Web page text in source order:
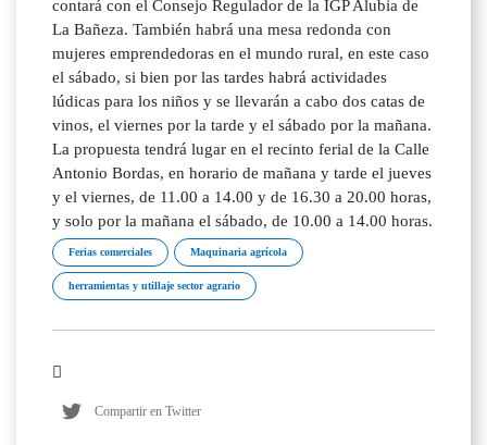
contará con el Consejo Regulador de la IGP Alubia de
La Bañeza. También habrá una mesa redonda con
mujeres emprendedoras en el mundo rural, en este caso
el sábado, si bien por las tardes habrá actividades
lúdicas para los niños y se llevarán a cabo dos catas de
vinos, el viernes por la tarde y el sábado por la mañana.
La propuesta tendrá lugar en el recinto ferial de la Calle
Antonio Bordas, en horario de mañana y tarde el jueves
y el viernes, de 11.00 a 14.00 y de 16.30 a 20.00 horas,
y solo por la mañana el sábado, de 10.00 a 14.00 horas.
Ferias comerciales Maquinaria agrícola
herramientas y utillaje sector agrario
Compartir en Twitter